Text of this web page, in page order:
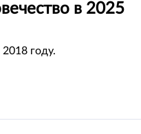
в 2025
году.